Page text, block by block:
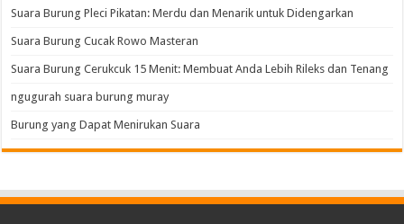
Suara Burung Pleci Pikatan: Merdu dan Menarik untuk Didengarkan
Suara Burung Cucak Rowo Masteran
Suara Burung Cerukcuk 15 Menit: Membuat Anda Lebih Rileks dan Tenang
ngugurah suara burung muray
Burung yang Dapat Menirukan Suara